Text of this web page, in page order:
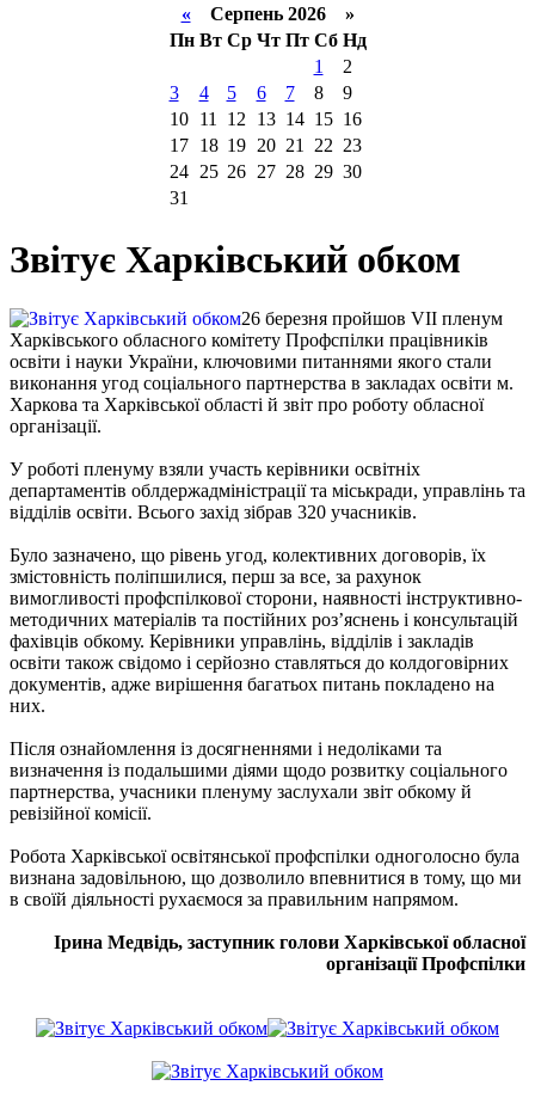
«Серпень 2026 »
Пн Вт Ср Чт Пт Сб Нд
1
2
3
4 5 6 7 8
9
10
11 12 13 14 15 16
17
18 19 20 21 22 23
24
25 26 27 28 29 30
31
Звітує Харківський обком
26 березня пройшов VІІ пленум
Харківського обласного комітету Профспілки працівників
освіти і науки України, ключовими питаннями якого стали
виконання угод соціального партнерства в закладах освіти м.
Харкова та Харківської області й звіт про роботу обласної
організації.
У роботі пленуму взяли участь керівники освітніх
департаментів облдержадміністрації та міськради, управлінь та
відділів освіти. Всього захід зібрав 320 учасників.
Було зазначено, що рівень угод, колективних договорів, їх
змістовність поліпшилися, перш за все, за рахунок
вимогливості профспілкової сторони, наявності інструктивно-
методичних матеріалів та постійних роз’яснень і консультацій
фахівців обкому. Керівники управлінь, відділів і закладів
освіти також свідомо і серйозно ставляться до колдоговірних
документів, адже вирішення багатьох питань покладено на
них.
Після ознайомлення із досягненнями і недоліками та
визначення із подальшими діями щодо розвитку соціального
партнерства, учасники пленуму заслухали звіт обкому й
ревізійної комісії.
Робота Харківської освітянської профспілки одноголосно була
визнана задовільною, що дозволило впевнитися в тому, що ми
в своїй діяльності рухаємося за правильним напрямом.
Ірина Медвідь, заступник голови Харківської обласної
організації Профспілки